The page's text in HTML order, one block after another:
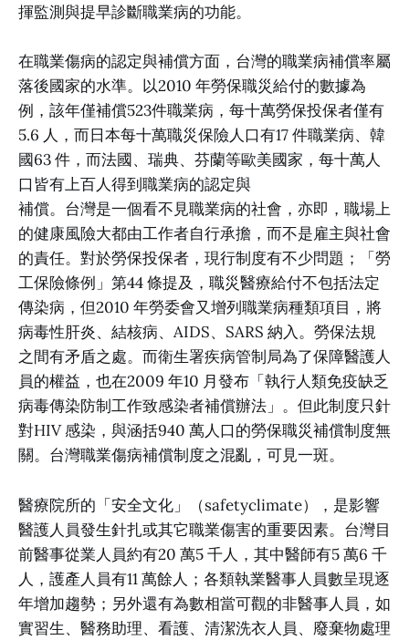
揮監測與提早診斷職業病的功能。
在職業傷病的認定與補償方面，台灣的職業病補償率屬
落後國家的水準。以2010 年勞保職災給付的數據為
例，該年僅補償523件職業病，每十萬勞保投保者僅有
5.6 人，而日本每十萬職災保險人口有17 件職業病、韓
國63 件，而法國、瑞典、芬蘭等歐美國家，每十萬人
口皆有上百人得到職業病的認定與
補償。台灣是一個看不見職業病的社會，亦即，職場上
的健康風險大都由工作者自行承擔，而不是雇主與社會
的責任。對於勞保投保者，現行制度有不少問題；「勞
工保險條例」第44 條提及，職災醫療給付不包括法定
傳染病，但2010 年勞委會又增列職業病種類項目，將
病毒性肝炎、結核病、AIDS、SARS 納入。勞保法規
之間有矛盾之處。而衛生署疾病管制局為了保障醫護人
員的權益，也在2009 年10 月發布「執行人類免疫缺乏
病毒傳染防制工作致感染者補償辦法」。但此制度只針
對HIV 感染，與涵括940 萬人口的勞保職災補償制度無
關。台灣職業傷病補償制度之混亂，可見一斑。
醫療院所的「安全文化」（safetyclimate），是影響
醫護人員發生針扎或其它職業傷害的重要因素。台灣目
前醫事從業人員約有20 萬5 千人，其中醫師有5 萬6 千
人，護產人員有11 萬餘人；各類執業醫事人員數呈現逐
年增加趨勢；另外還有為數相當可觀的非醫事人員，如
實習生、醫務助理、看護、清潔洗衣人員、廢棄物處理